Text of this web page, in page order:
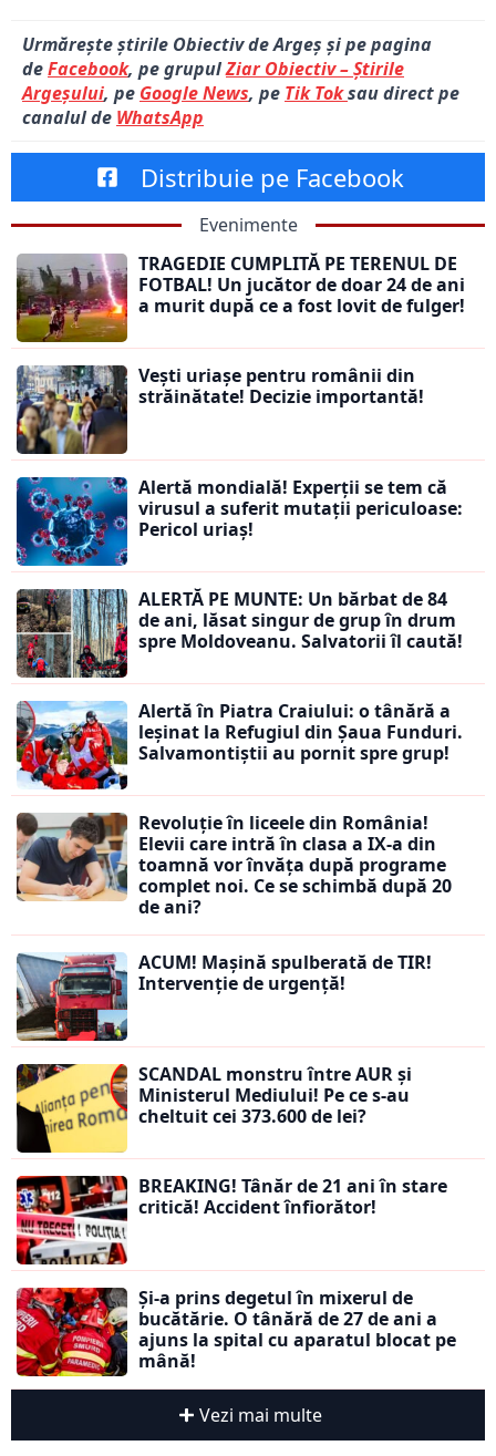
Urmărește știrile Obiectiv de Argeș și pe pagina
deFacebook, pe grupulZiar Obiectiv – Știrile
Argeșului, pe Google News, pe Tik Toksau direct pe
canalul de WhatsApp
Distribuie pe Facebook
Evenimente
TRAGEDIE CUMPLITĂ PE TERENUL DE
FOTBAL! Un jucător de doar 24 de ani
a murit după ce a fost lovit de fulger!
Vești uriașe pentru românii din
străinătate! Decizie importantă!
Alertă mondială! Experții se tem că
virusul a suferit mutații periculoase:
Pericol uriaș!
ALERTĂ PE MUNTE: Un bărbat de 84
de ani, lăsat singur de grup în drum
spre Moldoveanu. Salvatorii îl caută!
Alertă în Piatra Craiului: o tânără a
leșinat la Refugiul din Șaua Funduri.
Salvamontiștii au pornit spre grup!
Revoluție în liceele din România!
Elevii care intră în clasa a IX-a din
toamnă vor învăța după programe
complet noi. Ce se schimbă după 20
de ani?
ACUM! Mașină spulberată de TIR!
Intervenție de urgență!
SCANDAL monstru între AUR și
Ministerul Mediului! Pe ce s-au
cheltuit cei 373.600 de lei?
BREAKING! Tânăr de 21 ani în stare
critică! Accident înfiorător!
Și-a prins degetul în mixerul de
bucătărie. O tânără de 27 de ani a
ajuns la spital cu aparatul blocat pe
mână!
Vezi mai multe